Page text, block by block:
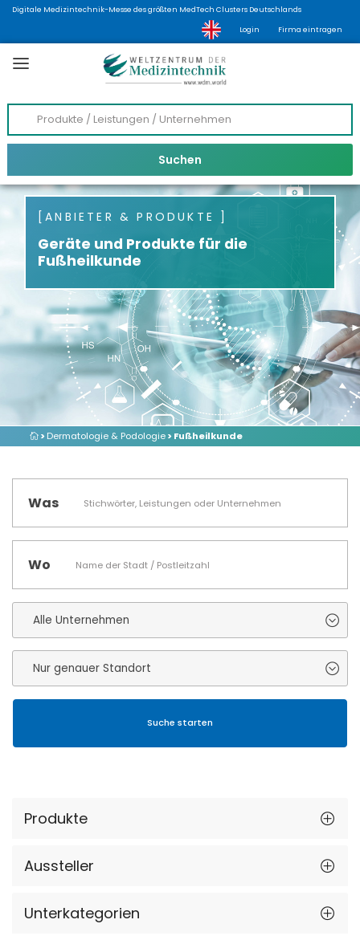
Digitale Medizintechnik-Messe des größten MedTech Clusters Deutschlands
Login Firma eintragen
ANBIETER & PRODUKTE
Geräte und Produkte für die
Fußheilkunde
>Dermatologie & Podologie> Fußheilkunde
Was
Wo
Produkte
Aussteller
Unterkategorien